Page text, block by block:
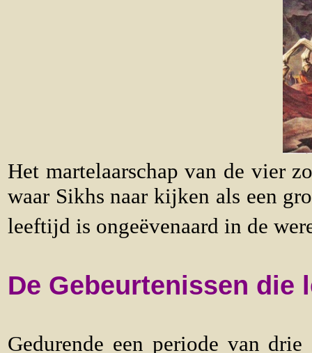
Het martelaarschap van de vier
waar Sikhs naar kijken als een
leeftijd is ongeëvenaard in de
De Gebeurtenissen
Gedurende een periode van